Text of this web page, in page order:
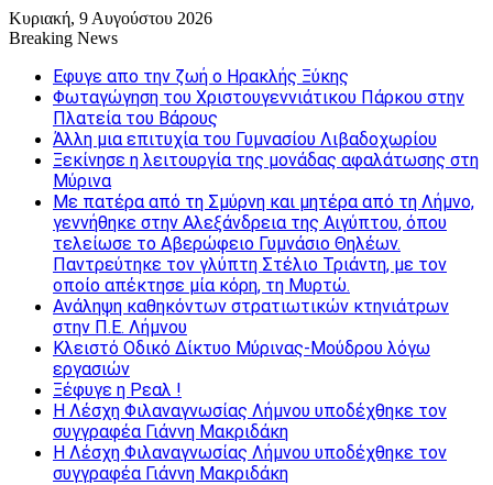
Κυριακή, 9 Αυγούστου 2026
Breaking News
Εφυγε απο την ζωή o Ηρακλής Ξύκης
Φωταγώγηση του Χριστουγεννιάτικου Πάρκου στην
Πλατεία του Βάρους
Άλλη μια επιτυχία του Γυμνασίου Λιβαδοχωρίου
Ξεκίνησε η λειτουργία της μονάδας αφαλάτωσης στη
Μύρινα
Με πατέρα από τη Σμύρνη και μητέρα από τη Λήμνο,
γεννήθηκε στην Αλεξάνδρεια της Αιγύπτου, όπου
τελείωσε το Αβερώφειο Γυμνάσιο Θηλέων.
Παντρεύτηκε τον γλύπτη Στέλιο Τριάντη, με τον
οποίο απέκτησε μία κόρη, τη Μυρτώ.
Ανάληψη καθηκόντων στρατιωτικών κτηνιάτρων
στην Π.Ε. Λήμνου
Κλειστό Οδικό Δίκτυο Μύρινας-Μούδρου λόγω
εργασιών
Ξέφυγε η Ρεαλ !
Η Λέσχη Φιλαναγνωσίας Λήμνου υποδέχθηκε τον
συγγραφέα Γιάννη Μακριδάκη
Η Λέσχη Φιλαναγνωσίας Λήμνου υποδέχθηκε τον
συγγραφέα Γιάννη Μακριδάκη